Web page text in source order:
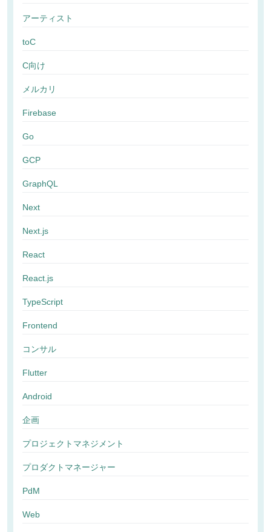
アーティスト
toC
C向け
メルカリ
Firebase
Go
GCP
GraphQL
Next
Next.js
React
React.js
TypeScript
Frontend
コンサル
Flutter
Android
企画
プロジェクトマネジメント
プロダクトマネージャー
PdM
Web